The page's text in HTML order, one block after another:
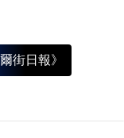
街日報》